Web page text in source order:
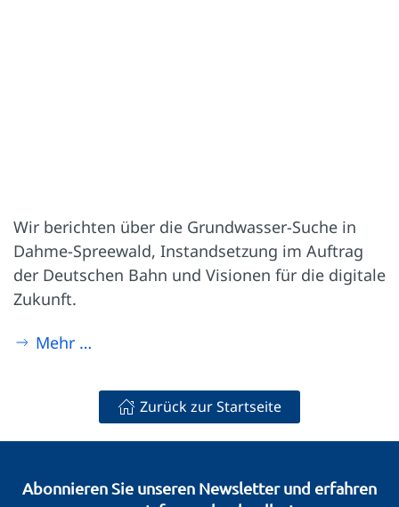
Wir berichten über die Grundwasser-Suche in
Dahme-Spreewald, Instandsetzung im Auftrag
der Deutschen Bahn und Visionen für die digitale
Zukunft.
Mehr …
Zurück zur Startseite
Abonnieren Sie unseren Newsletter und erfahren